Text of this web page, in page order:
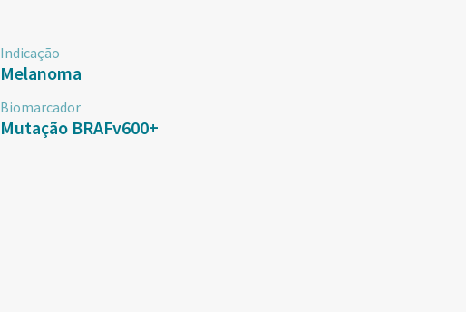
Indicação
Melanoma
Biomarcador
Mutação BRAFv600+